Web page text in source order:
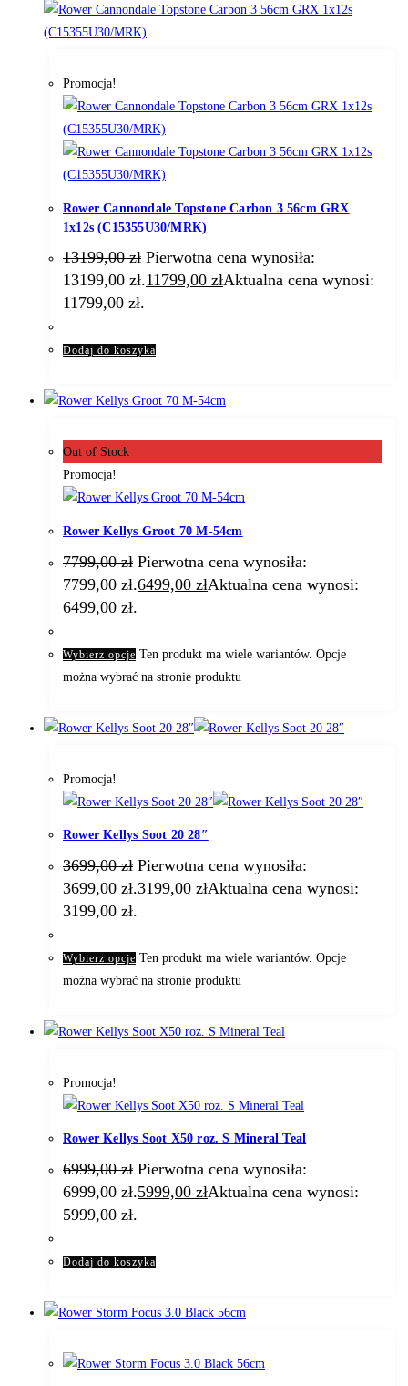
Promocja!
Rower Cannondale Topstone Carbon 3 56cm GRX
1x12s (C15355U30/MRK)
13199,00zł Pierwotna cena wynosiła:
13199,00 zł.11799,00 złAktualna cena wynosi:
11799,00 zł.
Dodaj do koszyka
Out of Stock
Promocja!
Rower Kellys Groot 70 M-54cm
7799,00zł Pierwotna cena wynosiła:
7799,00 zł.6499,00 złAktualna cena wynosi:
6499,00 zł.
Wybierz opcje Ten produkt ma wiele wariantów. Opcje
można wybrać na stronie produktu
Promocja!
Rower Kellys Soot 20 28″
3699,00zł Pierwotna cena wynosiła:
3699,00 zł.3199,00 złAktualna cena wynosi:
3199,00 zł.
Wybierz opcje Ten produkt ma wiele wariantów. Opcje
można wybrać na stronie produktu
Promocja!
Rower Kellys Soot X50 roz. S Mineral Teal
6999,00zł Pierwotna cena wynosiła:
6999,00 zł.5999,00 złAktualna cena wynosi:
5999,00 zł.
Dodaj do koszyka